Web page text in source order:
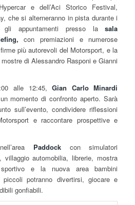
e dell’Aci Storico Festival,
che si alterneranno in pista durante i
gli appuntamenti presso lasala
con premiazioni e numerose
più autorevoli del Motorsport, e la
di Alessandro Rasponi e Gianni
alle 12:45,Gian Carlo Minardi
momento di confronto aperto. Sarà
sull’evento, condividere riflessioni
e raccontare prospettive e
Paddockcon simulatori
villaggio automobilia, librerie, mostra
sportivo e la nuova area bambini
potranno divertirsi, giocare e
gonfiabili.